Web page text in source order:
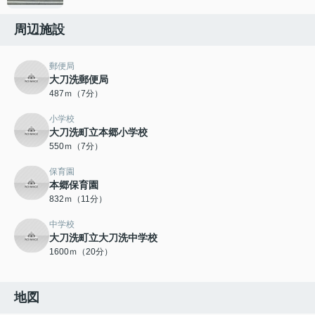
周辺施設
郵便局
大刀洗郵便局
487ｍ（7分）
小学校
大刀洗町立本郷小学校
550ｍ（7分）
保育園
本郷保育園
832ｍ（11分）
中学校
大刀洗町立大刀洗中学校
1600ｍ（20分）
地図